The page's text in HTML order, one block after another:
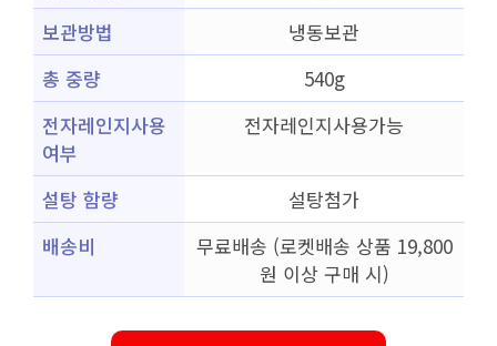
보관방법
냉동보관
총 중량
540g
전자레인지사용
여부
전자레인지사용가능
설탕 함량
설탕첨가
배송비
무료배송 (로켓배송 상품 19,800
원 이상 구매 시)